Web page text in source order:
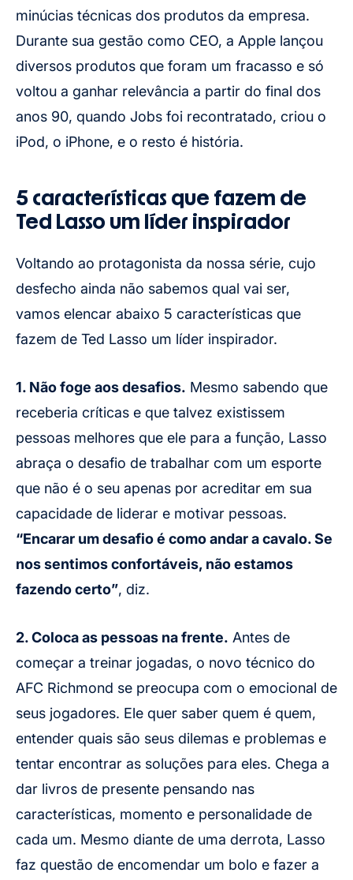
minúcias técnicas dos produtos da empresa.
Durante sua gestão como CEO, a Apple lançou
diversos produtos que foram um fracasso e só
voltou a ganhar relevância a partir do final dos
anos 90, quando Jobs foi recontratado, criou o
iPod, o iPhone, e o resto é história.
5 características que fazem de
Ted Lasso um líder inspirador
Voltando ao protagonista da nossa série, cujo
desfecho ainda não sabemos qual vai ser,
vamos elencar abaixo 5 características que
fazem de Ted Lasso um líder inspirador.
1. Não foge aos desafios. Mesmo sabendo que
receberia críticas e que talvez existissem
pessoas melhores que ele para a função, Lasso
abraça o desafio de trabalhar com um esporte
que não é o seu apenas por acreditar em sua
capacidade de liderar e motivar pessoas.
“Encarar um desafio é como andar a cavalo. Se
nos sentimos confortáveis, não estamos
fazendo certo”, diz.
2. Coloca as pessoas na frente. Antes de
começar a treinar jogadas, o novo técnico do
AFC Richmond se preocupa com o emocional de
seus jogadores. Ele quer saber quem é quem,
entender quais são seus dilemas e problemas e
tentar encontrar as soluções para eles. Chega a
dar livros de presente pensando nas
características, momento e personalidade de
cada um. Mesmo diante de uma derrota, Lasso
faz questão de encomendar um bolo e fazer a